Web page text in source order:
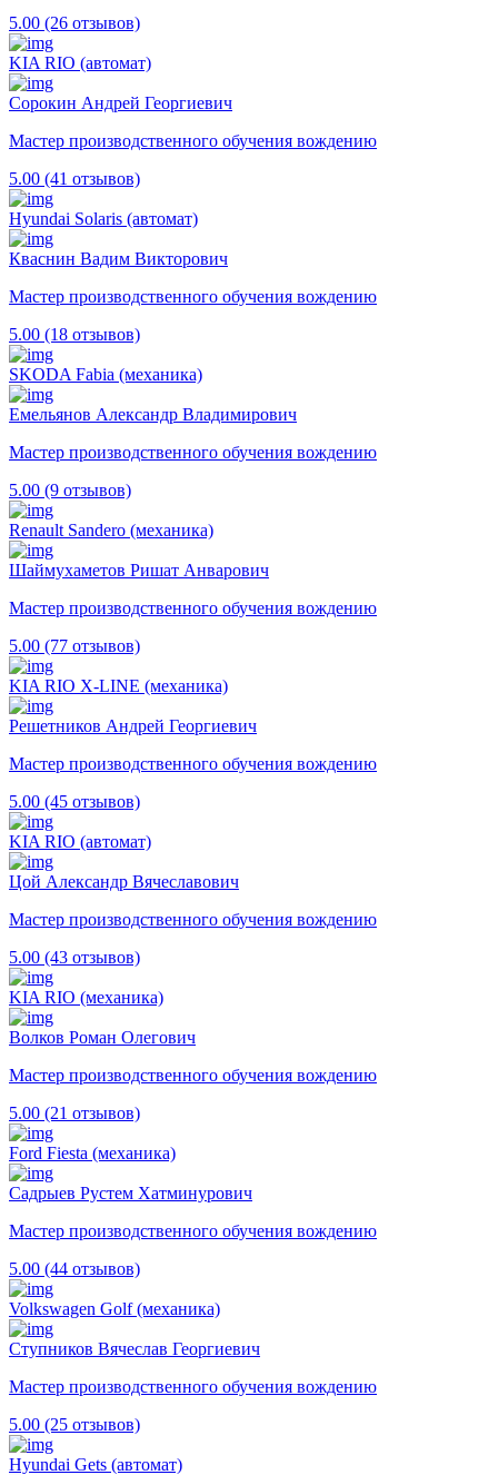
5.00 (26 отзывов)
KIA RIO (автомат)
Сорокин Андрей Георгиевич
Мастер производственного обучения вождению
5.00 (41 отзывов)
Hyundai Solaris (автомат)
Кваснин Вадим Викторович
Мастер производственного обучения вождению
5.00 (18 отзывов)
SKODA Fabia (механика)
Емельянов Александр Владимирович
Мастер производственного обучения вождению
5.00 (9 отзывов)
Renault Sandero (механика)
Шаймухаметов Ришат Анварович
Мастер производственного обучения вождению
5.00 (77 отзывов)
KIA RIO X-LINE (механика)
Решетников Андрей Георгиевич
Мастер производственного обучения вождению
5.00 (45 отзывов)
KIA RIO (автомат)
Цой Александр Вячеславович
Мастер производственного обучения вождению
5.00 (43 отзывов)
KIA RIO (механика)
Волков Роман Олегович
Мастер производственного обучения вождению
5.00 (21 отзывов)
Ford Fiesta (механика)
Садрыев Рустем Хатминурович
Мастер производственного обучения вождению
5.00 (44 отзывов)
Volkswagen Golf (механика)
Ступников Вячеслав Георгиевич
Мастер производственного обучения вождению
5.00 (25 отзывов)
Hyundai Gets (автомат)